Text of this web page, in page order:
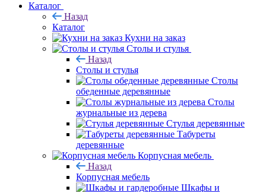
Каталог
Назад
Каталог
Кухни на заказ
Столы и стулья
Назад
Столы и стулья
Столы
обеденные деревянные
Столы
журнальные из дерева
Стулья деревянные
Табуреты
деревянные
Корпусная мебель
Назад
Корпусная мебель
Шкафы и